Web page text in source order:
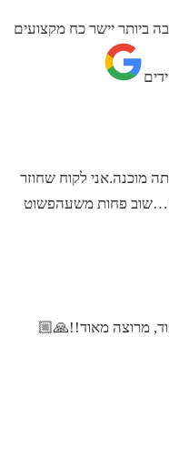
ביותר יישר כח מקצועים
מוכנה.אני לקוח שחוזר
פחות משעהפשוט
מרוצה מאוד!!🙏🏼